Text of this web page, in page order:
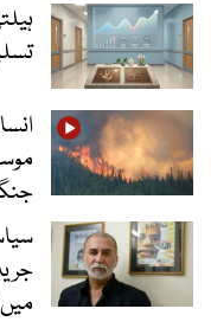
میں 10 سال قید کی سزا سنا دی